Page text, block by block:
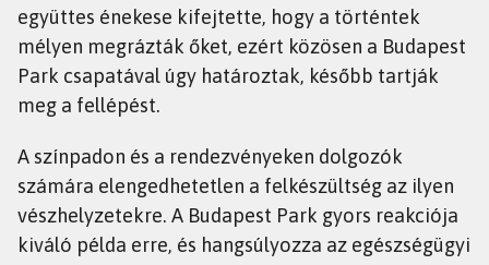
együttes énekese kifejtette, hogy a történtek
mélyen megrázták őket, ezért közösen a Budapest
Park csapatával úgy határoztak, később tartják
meg a fellépést.
A színpadon és a rendezvényeken dolgozók
számára elengedhetetlen a felkészültség az ilyen
vészhelyzetekre. A Budapest Park gyors reakciója
kiváló példa erre, és hangsúlyozza az egészségügyi